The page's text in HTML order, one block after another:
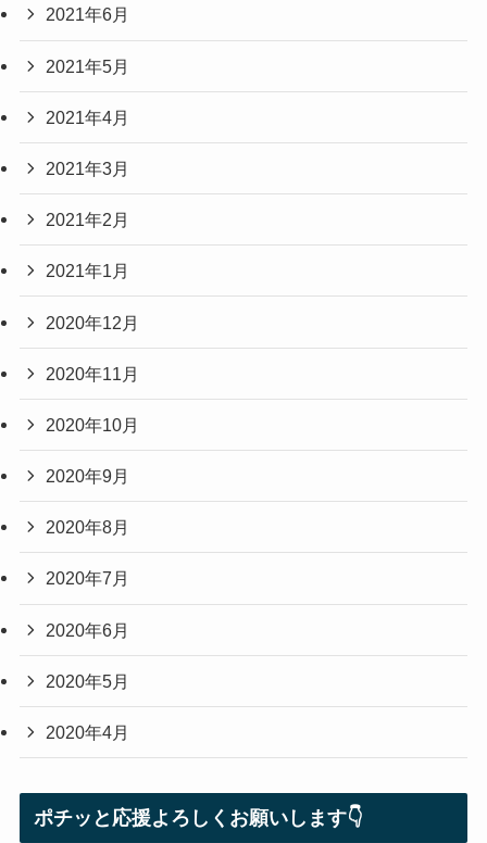
2021年6月
2021年5月
2021年4月
2021年3月
2021年2月
2021年1月
2020年12月
2020年11月
2020年10月
2020年9月
2020年8月
2020年7月
2020年6月
2020年5月
2020年4月
ポチッと応援よろしくお願いします👇